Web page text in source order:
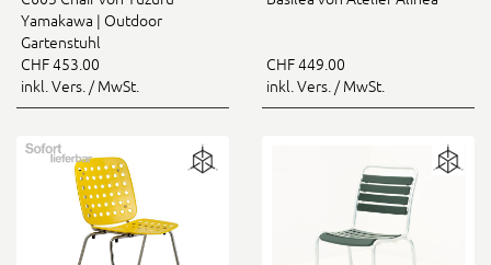
Yamakawa | Outdoor
Gartenstuhl
CHF 453.00
inkl. Vers. / MwSt.
CHF 449.00
inkl. Vers. / MwSt.